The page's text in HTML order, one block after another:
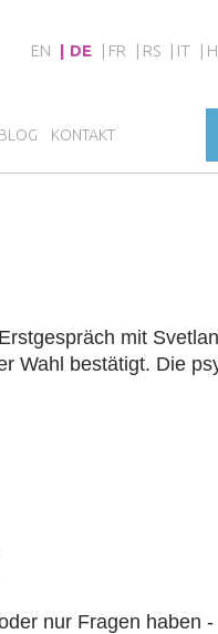
EN DE FR RS IT
BLOG KONTAKT
mit
Wahl bestätigt. Die
nur Fragen haben -